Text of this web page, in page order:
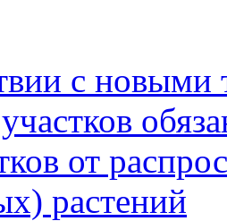
с новыми
от
растений